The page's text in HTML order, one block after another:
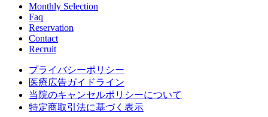
Monthly Selection
Faq
Reservation
Contact
Recruit
プライバシーポリシー
医療広告ガイドライン
当院のキャンセルポリシーについて
特定商取引法に基づく表示